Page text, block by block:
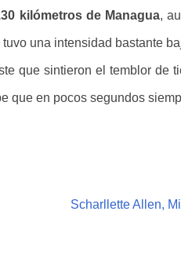
kilómetros de Managua,
una intensidad bastante
que sintieron el temblor de
que en pocos segundos
Scharllette Allen,